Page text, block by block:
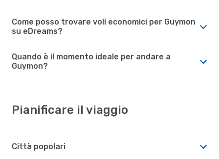
Come posso trovare voli economici per Guymon
su eDreams?
Quando è il momento ideale per andare a
Guymon?
Pianificare il viaggio
Città popolari